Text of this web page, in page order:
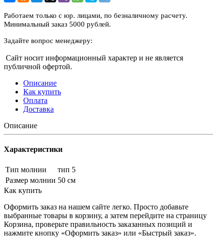
Работаем только с юр. лицами, по безналичному расчету.
Минимальный заказ 5000 рублей.
Задайте вопрос менеджеру:
Сайт носит информационный характер и не является
публичной офертой.
Описание
Как купить
Оплата
Доставка
Описание
Характеристики
Тип молнии
тип 5
Размер молнии 50 см
Как купить
Оформить заказ на нашем сайте легко. Просто добавьте
выбранные товары в корзину, а затем перейдите на страницу
Корзина, проверьте правильность заказанных позиций и
нажмите кнопку «Оформить заказ» или «Быстрый заказ».